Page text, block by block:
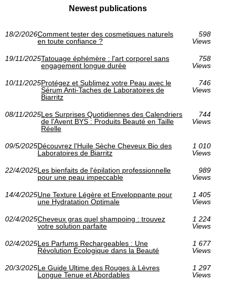
Newest publications
18/2/2026Comment tester des cosmetiques naturels
en toute confiance ?
598
Views
19/11/2025Tatouage éphémère : l'art corporel sans
engagement longue durée
758
Views
10/11/2025Protégez et Sublimez votre Peau avec le
Sérum Anti-Taches de Laboratoires de
Biarritz
746
Views
08/11/2025Les Surprises Quotidiennes des Calendriers
de l'Avent BYS : Produits Beauté en Taille
Réelle
744
Views
09/5/2025Découvrez l'Huile Sèche Cheveux Bio des
Laboratoires de Biarritz
1 010
Views
22/4/2025Les bienfaits de l'épilation professionnelle
pour une peau impeccable
989
Views
14/4/2025Une Texture Légère et Enveloppante pour
une Hydratation Optimale
1 405
Views
02/4/2025Cheveux gras quel shampoing : trouvez
votre solution parfaite
1 224
Views
02/4/2025Les Parfums Rechargeables : Une
Révolution Écologique dans la Beauté
1 677
Views
20/3/2025Le Guide Ultime des Rouges à Lèvres
Longue Tenue et Abordables
1 297
Views